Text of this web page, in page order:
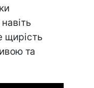
щирість
та